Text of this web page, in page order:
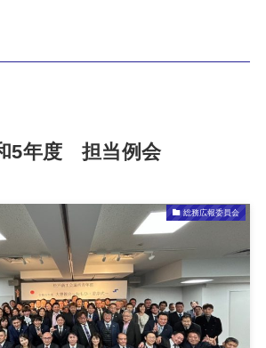
5年度 担当例会
総務広報委員会